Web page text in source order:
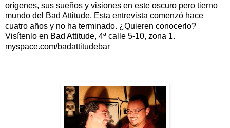
orígenes, sus sueños y visiones en este oscuro pero tierno
mundo del Bad Attitude. Esta entrevista comenzó hace
cuatro años y no ha terminado. ¿Quieren conocerlo?
Visítenlo en Bad Attitude, 4ª calle 5-10, zona 1.
myspace.com/badattitudebar